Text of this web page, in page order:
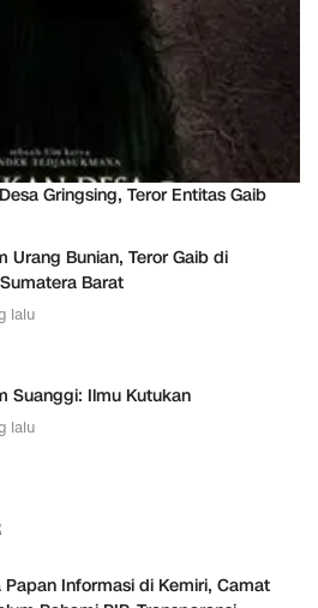
Gringsing, Teror Entitas Gaib
Urang Bunian, Teror Gaib di
Barat
lalu
Suanggi: Ilmu Kutukan
lalu
Papan Informasi di Kemiri, Camat